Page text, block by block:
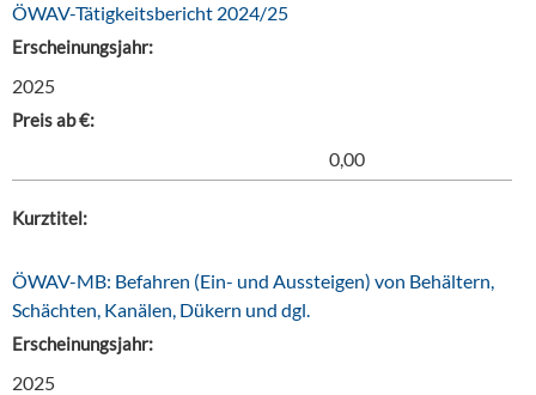
ÖWAV-Tätigkeitsbericht 2024/25
Erscheinungsjahr:
2025
Preis ab €:
0,00
Kurztitel:
ÖWAV-MB: Befahren (Ein- und Aussteigen) von Behältern,
Schächten, Kanälen, Dükern und dgl.
Erscheinungsjahr:
2025